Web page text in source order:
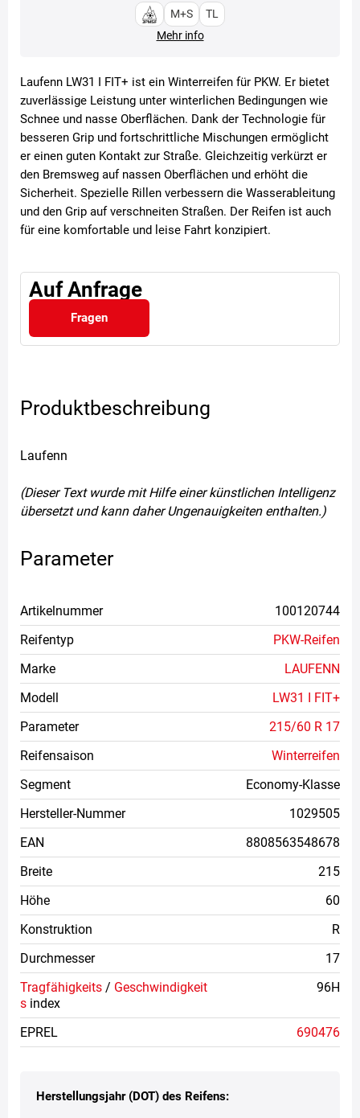
M+S
TL
Mehr info
Laufenn LW31 I FIT+ ist ein Winterreifen für PKW. Er bietet
zuverlässige Leistung unter winterlichen Bedingungen wie
Schnee und nasse Oberflächen. Dank der Technologie für
besseren Grip und fortschrittliche Mischungen ermöglicht
er einen guten Kontakt zur Straße. Gleichzeitig verkürzt er
den Bremsweg auf nassen Oberflächen und erhöht die
Sicherheit. Spezielle Rillen verbessern die Wasserableitung
und den Grip auf verschneiten Straßen. Der Reifen ist auch
für eine komfortable und leise Fahrt konzipiert.
Auf Anfrage
Fragen
Produktbeschreibung
Laufenn
(Dieser Text wurde mit Hilfe einer künstlichen Intelligenz
übersetzt und kann daher Ungenauigkeiten enthalten.)
Herstellungsjahr (DOT) des Reifens:
Parameter
Artikelnummer
100120744
Reifentyp
PKW-Reifen
Marke
LAUFENN
Modell
LW31 I FIT+
Parameter
215/60 R 17
Reifensaison
Winterreifen
Segment
Economy-Klasse
Hersteller-Nummer
1029505
EAN
8808563548678
Breite
215
Höhe
60
Konstruktion
R
Durchmesser
17
Tragfähigkeits / Geschwindigkeit
s index
96H
EPREL 690476